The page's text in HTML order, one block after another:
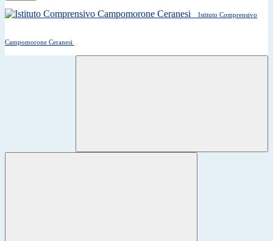
Istituto Comprensivo
Campomorone Ceranesi